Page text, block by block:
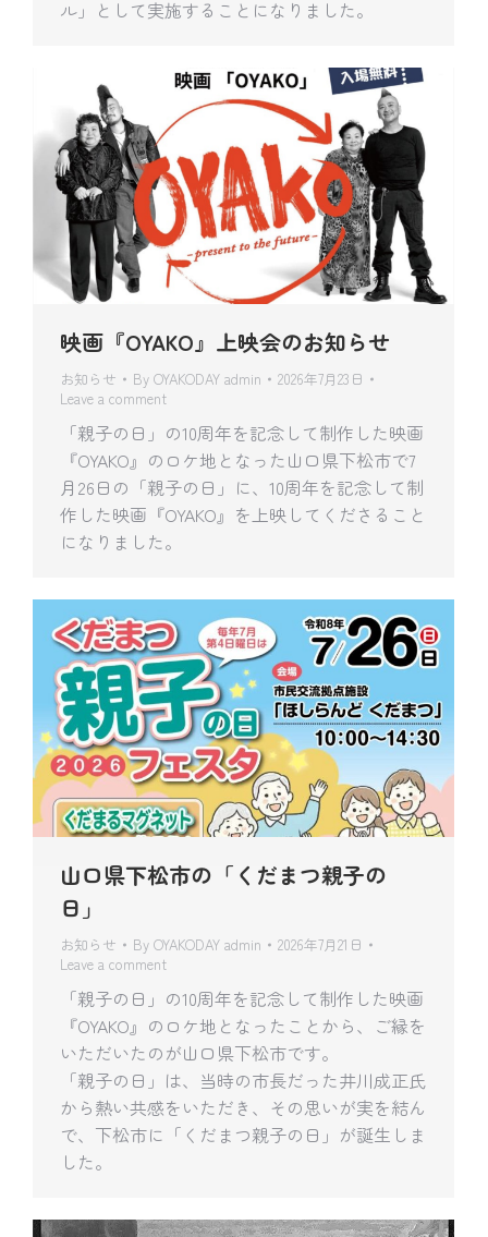
ル」として実施することになりました。
映画『OYAKO』上映会のお知らせ
お知らせ By OYAKODAY admin
2026年7月23日
Leave a comment
「親子の日」の10周年を記念して制作した映画
『OYAKO』のロケ地となった山口県下松市で7
月26日の「親子の日」に、10周年を記念して制
作した映画『OYAKO』を上映してくださること
になりました。
山口県下松市の「くだまつ親子の
日」
お知らせ By OYAKODAY admin
2026年7月21日
Leave a comment
「親子の日」の10周年を記念して制作した映画
『OYAKO』のロケ地となったことから、ご縁を
いただいたのが山口県下松市です。
「親子の日」は、当時の市長だった井川成正氏
から熱い共感をいただき、その思いが実を結ん
で、下松市に「くだまつ親子の日」が誕生しま
した。